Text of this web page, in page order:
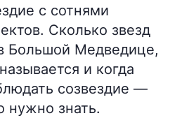
с сотнями
Сколько звезд
Большой Медведице,
и когда
созвездие —
нужно знать.